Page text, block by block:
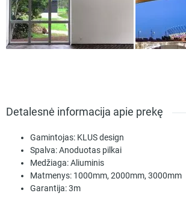
Detalesnė informacija apie prekę
Gamintojas: KLUS design
Spalva:Anoduotas pilkai
Medžiaga:Aliuminis
Matmenys: 1000mm, 2000mm, 3000mm
Garantija:3m